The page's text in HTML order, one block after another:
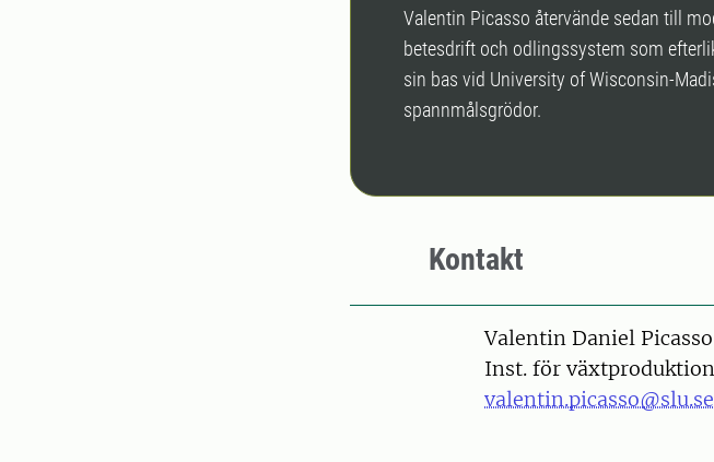
Valentin Picasso återvände sedan till
betesdrift och odlingssystem som
sin bas vid University of Wisconsin-
spannmålsgrödor.
Kontakt
PersonValentin Daniel
Inst. för
valentin.picasso@slu.se